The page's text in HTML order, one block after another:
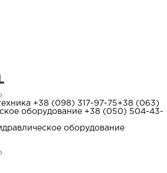
+38 (098) 317-97-75+38 (063)
оборудование +38 (050) 504-43-
оборудование